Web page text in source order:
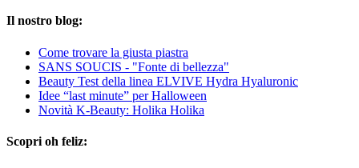
Il nostro blog:
Come trovare la giusta piastra
SANS SOUCIS - "Fonte di bellezza"
Beauty Test della linea ELVIVE Hydra Hyaluronic
Idee “last minute” per Halloween
Novità K-Beauty: Holika Holika
Scopri oh feliz: